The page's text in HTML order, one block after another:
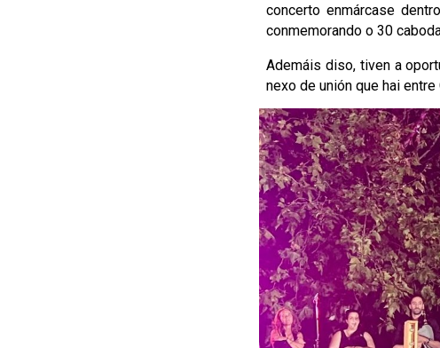
concerto enmárcase
conmemorando o 30
Ademáis diso, tiven a
nexo de unión que hai